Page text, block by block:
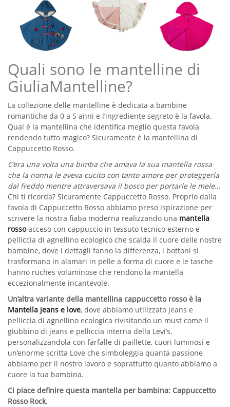
Quali sono le mantelline di
GiuliaMantelline?
La collezione delle mantelline è dedicata a bambine
romantiche da 0 a 5 anni e l’ingrediente segreto è la favola.
Qual è la mantellina che identifica meglio questa favola
rendendo tutto magico? Sicuramente è la mantellina di
Cappuccetto Rosso.
C’era una volta una bimba che amava la sua mantella rossa
che la nonna le aveva cucito con tanto amore per proteggerla
dal freddo mentre attraversava il bosco per portarle le mele…
Chi ti ricorda? Sicuramente Cappuccetto Rosso. Proprio dalla
favola di Cappuccetto Rosso abbiamo preso ispirazione per
scrivere la nostra fiaba moderna realizzando una mantella
rossoacceso con cappuccio in tessuto tecnico esterno e
pelliccia di agnellino ecologico che scalda il cuore delle nostre
bambine, dove i dettagli fanno la differenza, i bottoni si
trasformano in alamari in pelle a forma di cuore e le tasche
hanno ruches voluminose che rendono la mantella
eccezionalmente incantevole.
Un’altra variante della mantellina cappuccetto rosso è la
Mantella jeans e love, dove abbiamo utilizzato jeans e
pelliccia di agnellino ecologica rivisitando un must come il
giubbino di jeans e pelliccia interna della Levi’s,
personalizzandola con farfalle di paillette, cuori luminosi e
un’enorme scritta Love che simboleggia quanta passione
abbiamo per il nostro lavoro e soprattutto quanto abbiamo a
cuore la tua bambina.
Ci piace definire questa mantella per bambina: Cappuccetto
Rosso Rock.